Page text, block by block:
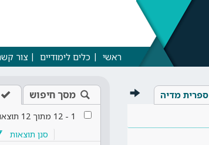
ראשי כלים לימודיים צור
ספרית מדיה מסך חיפוש
1
-
12 מתוך 12
סנן תוצאות